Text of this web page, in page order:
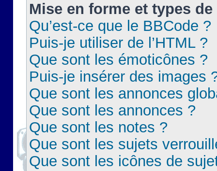
Mise en forme et types
Qu’est-ce que le BBCode ?
Puis-je utiliser de l’HTML ?
Que sont les émoticônes ?
Puis-je insérer des images
Que sont les annonces
Que sont les annonces ?
Que sont les notes ?
Que sont les sujets
Que sont les icônes de